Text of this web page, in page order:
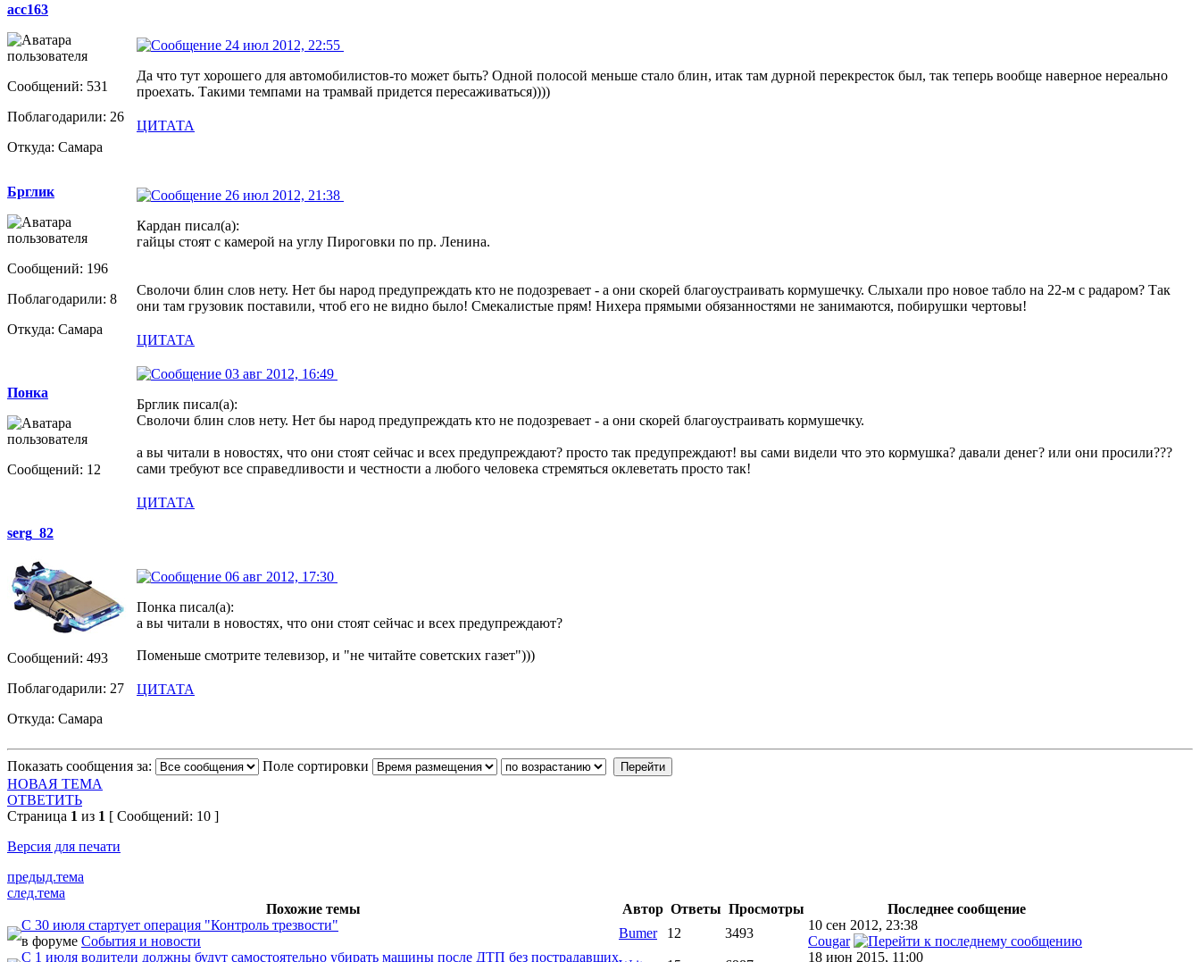
acc163
Сообщений: 531
Поблагодарили: 26
Откуда: Самара
24 июл 2012, 22:55
Да что тут хорошего для автомобилистов-то может быть? Одной полосой меньше стало блин, итак там дурной перекресток был, так теперь вообще наверное нереально
проехать. Такими темпами на трамвай придется пересаживаться))))
ЦИТАТА
Брглик
Сообщений: 196
Поблагодарили: 8
Откуда: Самара
26 июл 2012, 21:38
Кардан писал(а):
гайцы стоят с камерой на углу Пироговки по пр. Ленина.
Сволочи блин слов нету. Нет бы народ предупреждать кто не подозревает - а они скорей благоустраивать кормушечку. Слыхали про новое табло на 22-м с радаром? Так
они там грузовик поставили, чтоб его не видно было! Смекалистые прям! Нихера прямыми обязанностями не занимаются, побирушки чертовы!
ЦИТАТА
Понка
Сообщений: 12
03 авг 2012, 16:49
Брглик писал(а):
Сволочи блин слов нету. Нет бы народ предупреждать кто не подозревает - а они скорей благоустраивать кормушечку.
а вы читали в новостях, что они стоят сейчас и всех предупреждают? просто так предупреждают! вы сами видели что это кормушка? давали денег? или они просили???
сами требуют все справедливости и честности а любого человека стремяться оклеветать просто так!
ЦИТАТА
serg_82
Сообщений: 493
Поблагодарили: 27
Откуда: Самара
06 авг 2012, 17:30
Понка писал(а):
а вы читали в новостях, что они стоят сейчас и всех предупреждают?
Поменьше смотрите телевизор, и "не читайте советских газет")))
ЦИТАТА
Показать сообщения за:
Поле сортировки
НОВАЯ ТЕМА
ОТВЕТИТЬ
Страница 1 из 1 [ Сообщений: 10 ]
Версия для печати
предыд.тема
след.тема
Похожие темы
Автор Ответы Просмотры
Последнее сообщение
С 30 июля стартует операция "Контроль трезвости"
в форуме События и новости
Bumer 12 3493
10 сен 2012, 23:38
Cougar
С 1 июля водители должны будут самостоятельно убирать машины после ДТП без пострадавших
18 июн 2015, 11:00